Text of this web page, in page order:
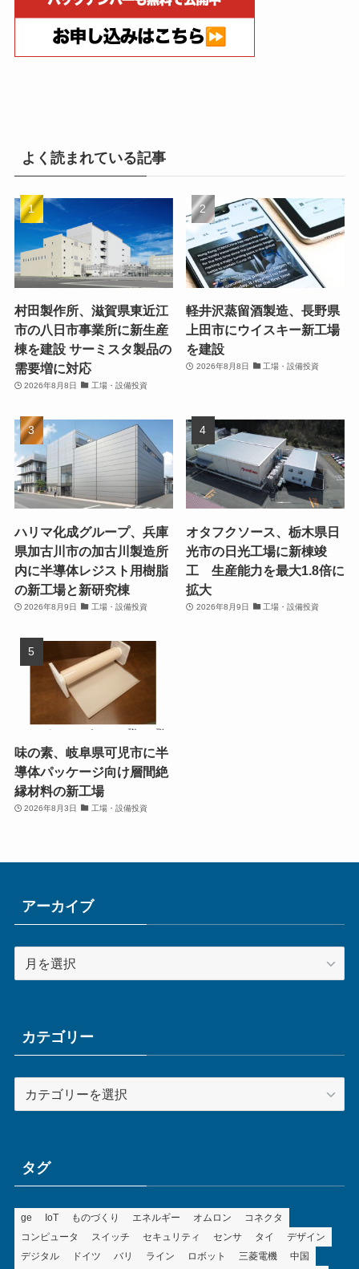
よく読まれている記事
村田製作所、滋賀県東近江
市の八日市事業所に新生産
棟を建設 サーミスタ製品の
需要増に対応
2026年8月8日 工場・設備投資
軽井沢蒸留酒製造、長野県
上田市にウイスキー新工場
を建設
2026年8月8日 工場・設備投資
ハリマ化成グループ、兵庫
県加古川市の加古川製造所
内に半導体レジスト用樹脂
の新工場と新研究棟
2026年8月9日 工場・設備投資
オタフクソース、栃木県日
光市の日光工場に新棟竣
工 生産能力を最大1.8倍に
拡大
2026年8月9日 工場・設備投資
味の素、岐阜県可児市に半
導体パッケージ向け層間絶
縁材料の新工場
2026年8月3日 工場・設備投資
アーカイブ
ー
ブカテゴリー
テ
ータグ
ge IoT ものづくり エネルギー オムロン
コネクタ
コンピュータ
スイッチ セキュリティ センサ タイ
デザイン
デジタル
ドイツ バリ ライン ロボット 三菱電機 中国